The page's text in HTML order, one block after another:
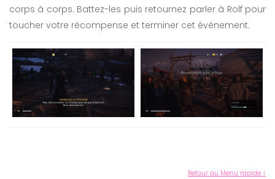
corps à corps. Battez-les puis retournez parler à Rolf pour
toucher votre récompense et terminer cet événement.
Retour au Menu rapide ↑